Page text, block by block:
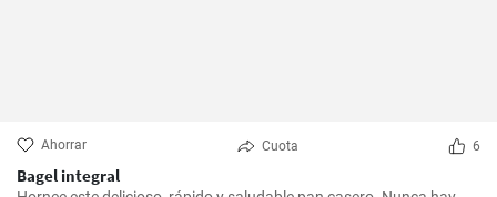
Ahorrar Cuota 6
Bagel integral